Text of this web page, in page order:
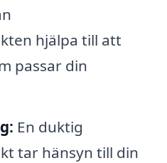
hjälpa till att
passar din
En duktig
tar hänsyn till din